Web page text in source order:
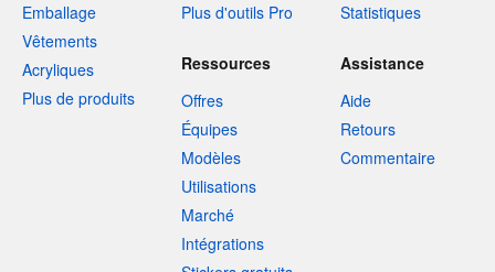
Emballage
Vêtements
Acryliques
Plus de produits
Plus d'outils Pro
Statistiques
Ressources
Offres
Équipes
Modèles
Utilisations
Marché
Intégrations
Assistance
Aide
Retours
Commentaire